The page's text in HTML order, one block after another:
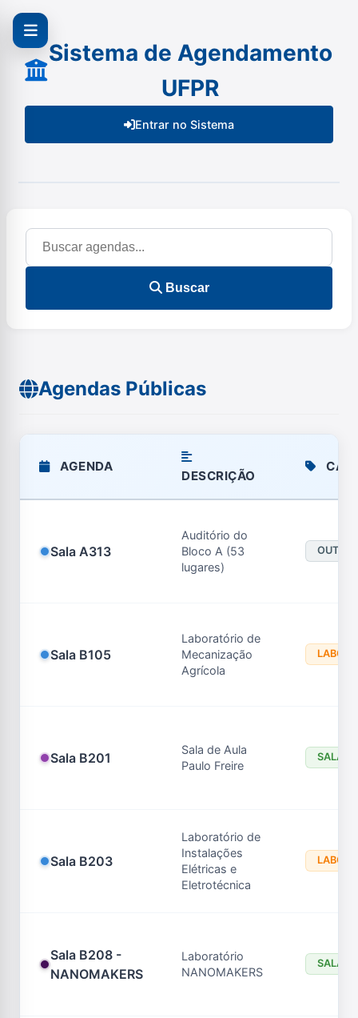
Sistema de Agendamento
UFPR
Entrar no Sistema
Buscar
Agendas Públicas
AGENDA
DESCRIÇÃO
Sala A313
Auditório do
Bloco A (53
lugares)
Sala B105
Laboratório de
Mecanização
Agrícola
Sala B201
Sala de Aula
Paulo Freire
SALA
Sala B203
Laboratório de
Instalações
Elétricas e
Eletrotécnica
Sala B208 -
NANOMAKERS
Laboratório
NANOMAKERS
SALA